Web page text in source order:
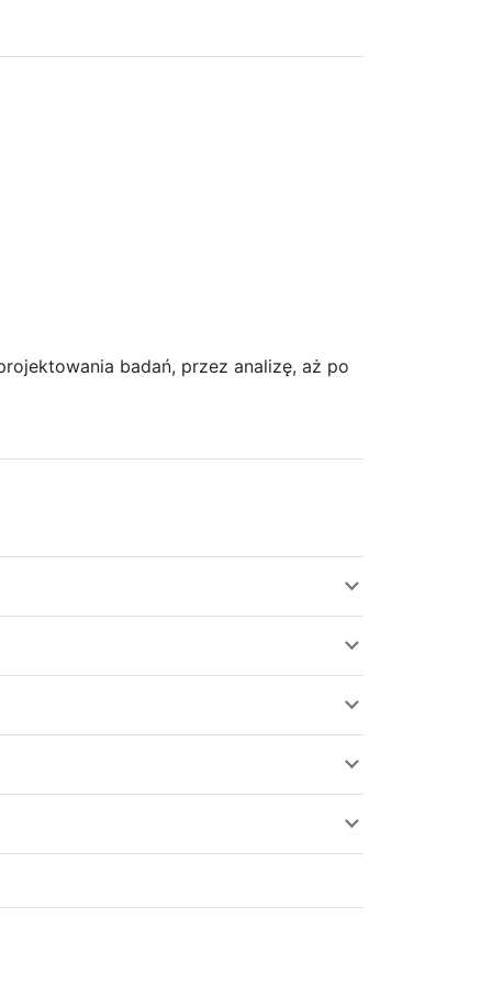
badań, przez analizę, aż po